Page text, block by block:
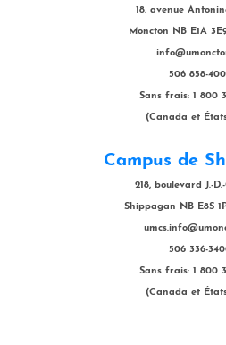
18, avenue
Moncton NB E1A
506 858-
Sans frais: 1 800
(Canada et
Campus de
218, boulevard J.-
Shippagan NB E8S
506 336-
Sans frais: 1 800
(Canada et